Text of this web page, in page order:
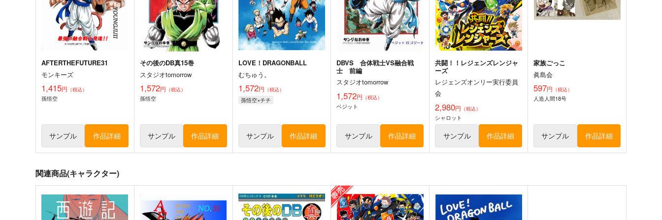
AFTERTHEFUTURE31
モンキーズ
1,415円 （税込）
孫悟空
サンプル 作品詳細
その後のDB真15巻
スタジオtomorrow
1,572円 （税込）
孫悟空
サンプル 作品詳細
LOVE！DRAGONBALL
むちゅう。
1,572円 （税込）
孫悟空×チチ
サンプル 作品詳細
DBVS 合体戦士VS融合戦
士 前編
スタジオtomorrow
1,572円 （税込）
ベジット
サンプル 作品詳細
共闘！！レジェンズレンジャ
ーズ
レジェンズオンリー実行委員
会
2,980円 （税込）
シャロット
サンプル 作品詳細
家族ごっこ
眞島会
597円 （税込）
人造人間18号
サンプル 作品詳細
関連商品(キャラクター)